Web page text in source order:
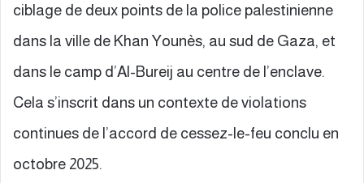
ciblage de deux points de la police palestinienne
dans la ville de Khan Younès, au sud de Gaza, et
dans le camp d’Al-Bureij au centre de l’enclave.
Cela s’inscrit dans un contexte de violations
continues de l’accord de cessez-le-feu conclu en
octobre 2025.